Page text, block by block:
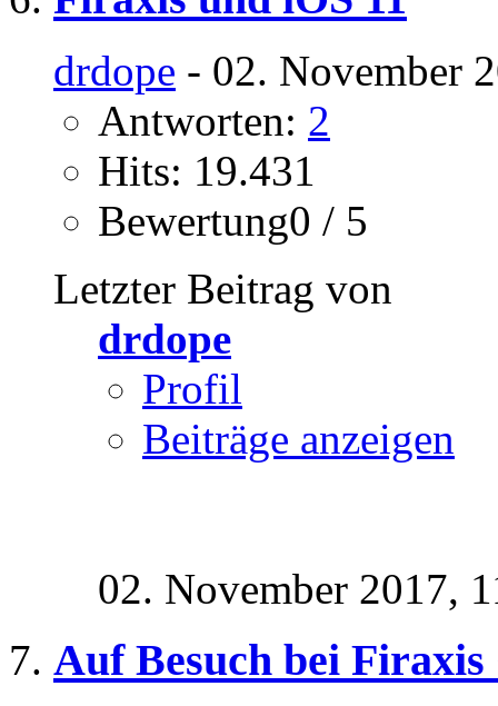
drdope - 02. November
Antworten: 2
Hits: 19.431
Bewertung0 / 5
Letzter Beitrag von
drdope
Profil
Beiträge anzeigen
02. November 2017,
Auf Besuch bei